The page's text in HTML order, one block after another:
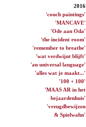
2016
'couch paintings'
'MANCAVE'
'Ode aan Oda'
'the incident room'
'remember to breathe'
'wat verdwijnt blijft'
'an universal language'
'alles wat je maakt...'
'100 + 100'
'MAAS AR in het
bejaardenhuis'
'vreugdbewijzen
& Spielwahn'